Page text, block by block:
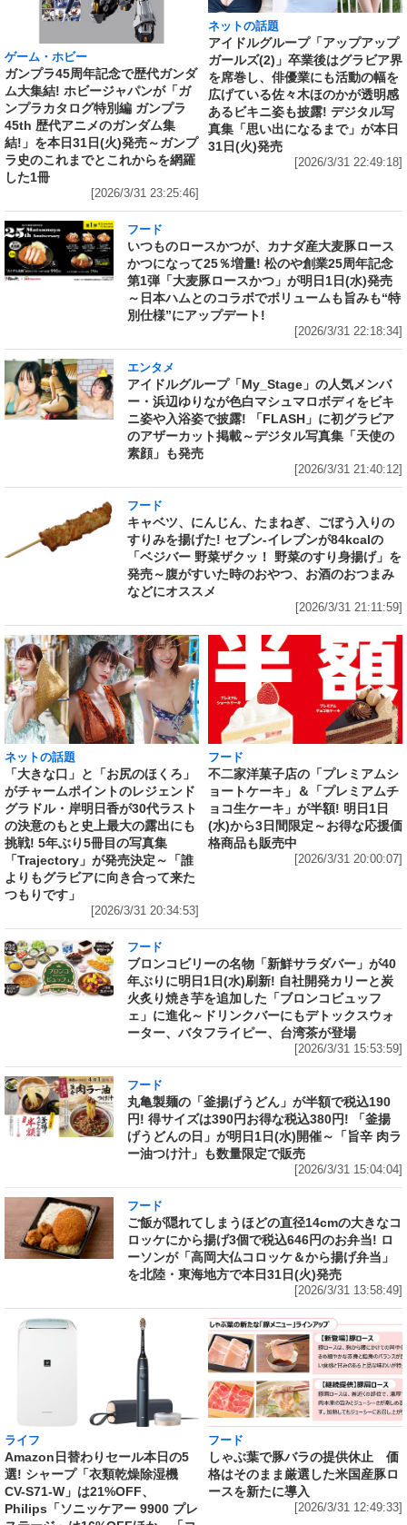
ゲーム・ホビー
ガンプラ45周年記念で歴代ガンダ
ム大集結! ホビージャパンが「ガ
ンプラカタログ特別編 ガンプラ
45th 歴代アニメのガンダム集
結!」を本日31日(火)発売～ガンプ
ラ史のこれまでとこれからを網羅
した1冊
[2026/3/31 23:25:46]
ネットの話題
アイドルグループ「アップアップ
ガールズ(2)」卒業後はグラビア界
を席巻し、俳優業にも活動の幅を
広げている佐々木ほのかが透明感
あるビキニ姿も披露! デジタル写
真集「思い出になるまで」が本日
31日(火)発売
[2026/3/31 22:49:18]
フード
いつものロースかつが、カナダ産大麦豚ロース
かつになって25％増量! 松のや創業25周年記念
第1弾「大麦豚ロースかつ」が明日1日(水)発売
～日本ハムとのコラボでボリュームも旨みも“特
別仕様”にアップデート!
[2026/3/31 22:18:34]
エンタメ
アイドルグループ「My_Stage」の人気メンバ
ー・浜辺ゆりなが色白マシュマロボディをビキ
ニ姿や入浴姿で披露! 「FLASH」に初グラビア
のアザーカット掲載～デジタル写真集「天使の
素顔」も発売
[2026/3/31 21:40:12]
フード
キャベツ、にんじん、たまねぎ、ごぼう入りの
すりみを揚げた! セブン‐イレブンが84kcalの
「ベジバー 野菜ザクッ！ 野菜のすり身揚げ」を
発売～腹がすいた時のおやつ、お酒のおつまみ
などにオススメ
[2026/3/31 21:11:59]
ネットの話題
「大きな口」と「お尻のほくろ」
がチャームポイントのレジェンド
グラドル・岸明日香が30代ラスト
の決意のもと史上最大の露出にも
挑戦! 5年ぶり5冊目の写真集
「Trajectory」が発売決定～「誰
よりもグラビアに向き合って来た
つもりです」
[2026/3/31 20:34:53]
フード
不二家洋菓子店の「プレミアムシ
ョートケーキ」＆「プレミアムチ
ョコ生ケーキ」が半額! 明日1日
(水)から3日間限定～お得な応援価
格商品も販売中
[2026/3/31 20:00:07]
フード
ブロンコビリーの名物「新鮮サラダバー」が40
年ぶりに明日1日(水)刷新! 自社開発カリーと炭
火炙り焼き芋を追加した「ブロンコビュッフ
ェ」に進化～ドリンクバーにもデトックスウォ
ーター、バタフライピー、台湾茶が登場
[2026/3/31 15:53:59]
フード
丸亀製麺の「釜揚げうどん」が半額で税込190
円! 得サイズは390円お得な税込380円! 「釜揚
げうどんの日」が明日1日(水)開催～「旨辛 肉ラ
ー油つけ汁」も数量限定で販売
[2026/3/31 15:04:04]
フード
ご飯が隠れてしまうほどの直径14cmの大きなコ
ロッケにから揚げ3個で税込646円のお弁当! ロ
ーソンが「高岡大仏コロッケ＆から揚げ弁当」
を北陸・東海地方で本日31日(火)発売
[2026/3/31 13:58:49]
ライフ
Amazon日替わりセール本日の5
選! シャープ「衣類乾燥除湿機
CV-S71-W」は21%OFF、
Philips「ソニッケアー 9900 プレ
フード
しゃぶ葉で豚バラの提供休止 価
格はそのまま厳選した米国産豚ロ
ースを新たに導入
[2026/3/31 12:49:33]